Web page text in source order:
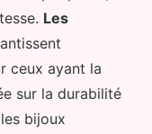
Les
ceux ayant la
sur la durabilité
bijoux